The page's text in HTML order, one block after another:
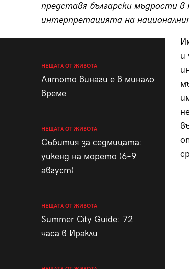
представя български мъдрости
интерпретацията на
НЕЩАТА ОТ ЖИВОТА
Лятото винаги е в минало
време
НЕЩАТА ОТ ЖИВОТА
Събития за седмицата:
уикенд на морето (6–9
август)
НЕЩАТА ОТ ЖИВОТА
Summer City Guide: 72
часа в Иракли
и